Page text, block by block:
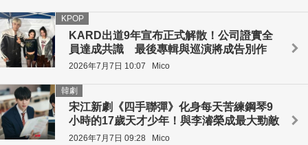
KARD出道9年宣布正式解散！公司證實全
員達成共識 最後專輯與巡演將成告別作
KPOP
2026年7月7日 10:07 Mico
宋江新劇《四手聯彈》化身每天苦練鋼琴9
小時的17歲天才少年！與李濬榮成最大勁敵
韓劇
2026年7月7日 09:28 Mico